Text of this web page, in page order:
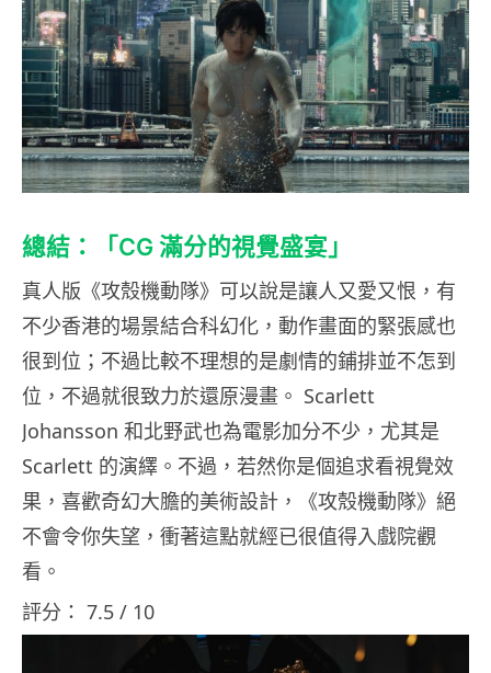
總結：「CG 滿分的視覺盛宴」
真人版《攻殼機動隊》可以說是讓人又愛又恨，有
不少香港的場景結合科幻化，動作畫面的緊張感也
很到位；不過比較不理想的是劇情的鋪排並不怎到
位，不過就很致力於還原漫畫。 Scarlett
Johansson 和北野武也為電影加分不少，尤其是
Scarlett 的演繹。不過，若然你是個追求看視覺效
果，喜歡奇幻大膽的美術設計，《攻殼機動隊》絕
不會令你失望，衝著這點就經已很值得入戲院觀
看。
評分： 7.5 / 10